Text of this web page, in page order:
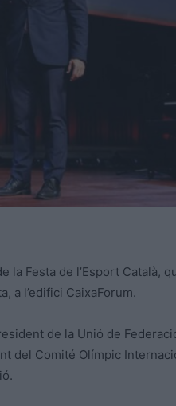
Festa de l’Esport Català,
a l’edifici CaixaForum.
de la Unió de
del Comité Olímpic